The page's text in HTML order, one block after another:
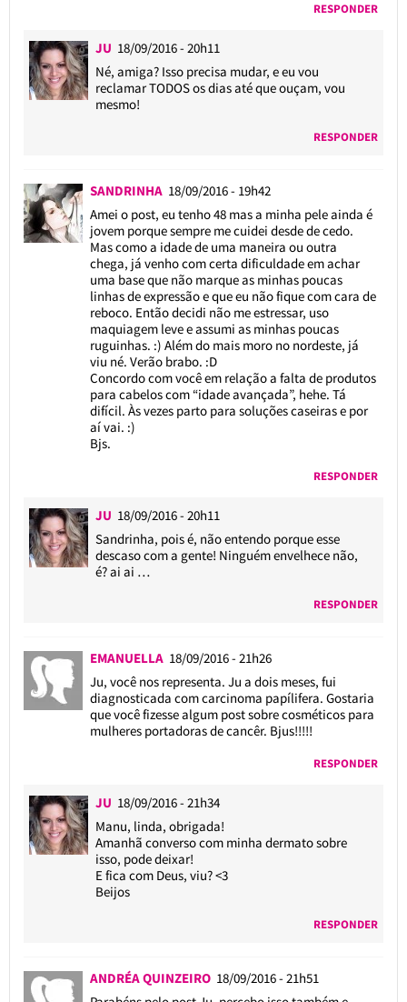
RESPONDER
JU 18/09/2016 - 20h11
Né, amiga? Isso precisa mudar, e eu vou
reclamar TODOS os dias até que ouçam, vou
mesmo!
RESPONDER
SANDRINHA 18/09/2016 - 19h42
Amei o post, eu tenho 48 mas a minha pele ainda é
jovem porque sempre me cuidei desde de cedo.
Mas como a idade de uma maneira ou outra
chega, já venho com certa dificuldade em achar
uma base que não marque as minhas poucas
linhas de expressão e que eu não fique com cara de
reboco. Então decidi não me estressar, uso
maquiagem leve e assumi as minhas poucas
ruguinhas. :) Além do mais moro no nordeste, já
viu né. Verão brabo. :D
Concordo com você em relação a falta de produtos
para cabelos com “idade avançada”, hehe. Tá
difícil. Às vezes parto para soluções caseiras e por
aí vai. :)
Bjs.
RESPONDER
JU 18/09/2016 - 20h11
Sandrinha, pois é, não entendo porque esse
descaso com a gente! Ninguém envelhece não,
é? ai ai …
RESPONDER
EMANUELLA 18/09/2016 - 21h26
Ju, você nos representa. Ju a dois meses, fui
diagnosticada com carcinoma papílifera. Gostaria
que você fizesse algum post sobre cosméticos para
mulheres portadoras de cancêr. Bjus!!!!!
RESPONDER
JU 18/09/2016 - 21h34
Manu, linda, obrigada!
Amanhã converso com minha dermato sobre
isso, pode deixar!
E fica com Deus, viu? <3
Beijos
RESPONDER
ANDRÉA QUINZEIRO 18/09/2016 - 21h51